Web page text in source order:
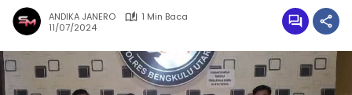
ANDIKA JANERO
1 Min Baca
11/07/2024